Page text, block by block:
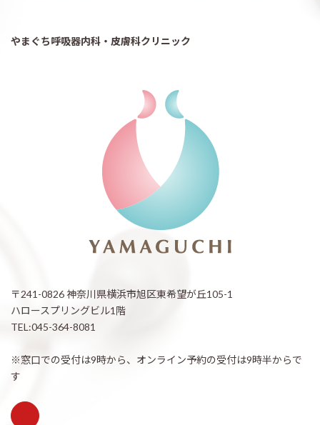
やまぐち呼吸器内科・皮膚科クリニック
〒241-0826 神奈川県横浜市旭区東希望が丘105-1
ハロースプリングビル1階
TEL:045-364-8081
※窓口での受付は9時から、オンライン予約の受付は9時半からで
す